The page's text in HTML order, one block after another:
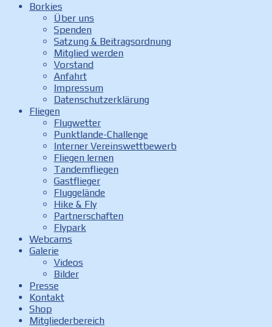
Borkies
Über uns
Spenden
Satzung & Beitragsordnung
Mitglied werden
Vorstand
Anfahrt
Impressum
Datenschutzerklärung
Fliegen
Flugwetter
Punktlande-Challenge
Interner Vereinswettbewerb
Fliegen lernen
Tandemfliegen
Gastflieger
Fluggelände
Hike & Fly
Partnerschaften
Flypark
Webcams
Galerie
Videos
Bilder
Presse
Kontakt
Shop
Mitgliederbereich